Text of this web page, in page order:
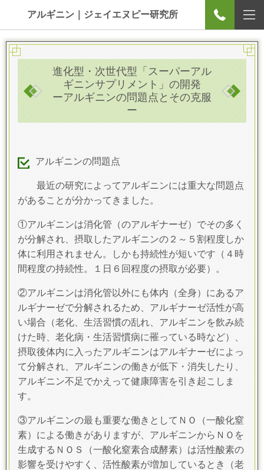
アルギニン｜ジェイエヌピー研究所
進化型・次世代型「スーパーアル
ギニンサプリメント」の開発
ーアルギニンの問題点とその克服
ー
アルギニンの問題点
最近の研究によってアルギニンには重大な問題点
があることが分かってきました。
①アルギニンは消化管（のアルギナーゼ） でその多く
が分解され、摂取したアルギニンの２ ～５割程度しか
体に利用されません。しかも持続性が短いです（４時
間程度の持続性。１日６回程度の摂取が必要）。
②アルギニンは消化管以外にも体内（全身）にあるア
ルギナーゼで分解されるため、アルギナーゼ活性が高
い場合（老化、生活習慣の乱れ、アルギニンを飲み続
けた時、老化病・生活習慣病に罹っている時など）、
摂取後体内に入ったアルギニンはアルギナーゼによっ
て分解され、 アルギニンの働きが低下・消失したり、
アルギニン不足でかえって健康障害を引き起こしま
す。
③アルギニンの最も重要な働きとしてＮＯ（一酸化窒
素） による働きがありますが、アルギニンからＮＯを
生成するＮＯＳ（一酸化窒素合成酵素）は活性酸素の
影響を受けやすく、活性酸素が増加しているとき（老